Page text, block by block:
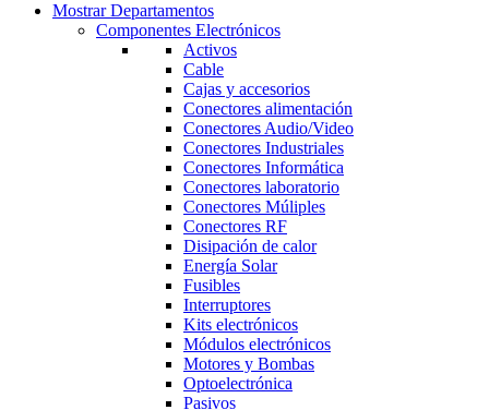
Mostrar Departamentos
Componentes Electrónicos
Activos
Cable
Cajas y accesorios
Conectores alimentación
Conectores Audio/Video
Conectores Industriales
Conectores Informática
Conectores laboratorio
Conectores Múliples
Conectores RF
Disipación de calor
Energía Solar
Fusibles
Interruptores
Kits electrónicos
Módulos electrónicos
Motores y Bombas
Optoelectrónica
Pasivos